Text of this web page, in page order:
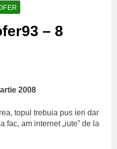
– 8
2008
topul trebuia pus ieri dar
am internet „iute” de la